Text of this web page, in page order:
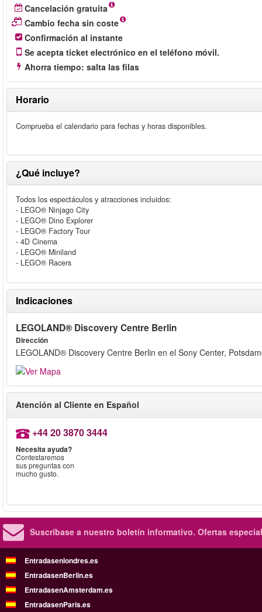
Cancelación gratuita
Cambio fecha sin coste
Confirmación al instante
Se acepta ticket electrónico en el teléfono móvil.
Ahorra tiempo: salta las filas
Horario
Comprueba el calendario para fechas y horas disponibles.
¿Qué incluye?
Todos los espectáculos y atracciones incluidos:
- LEGO® Ninjago City
- LEGO® Dino Explorer
- LEGO® Factory Tour
- 4D Cinema
- LEGO® Miniland
- LEGO® Racers
Indicaciones
LEGOLAND® Discovery Centre Berlin
Dirección
LEGOLAND® Discovery Centre Berlin en el Sony Center,
Atención al Cliente en Español
+44 20 3870 3444
Necesita ayuda?
Contestaremos
sus preguntas con
mucho gusto.
Suscríbase a nuestro boletín informativo. Ofertas
Entradasenlondres.es
EntradasenBerlin.es
EntradasenAmsterdam.es
EntradasenParis.es